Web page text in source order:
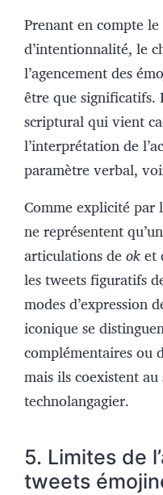
Prenant en compte
d’intentionnalité, le
l’agencement des
être que significatifs.
scriptural qui vient
l’interprétation de
paramètre verbal,
Comme explicité par
ne représentent
articulations deoket
les tweets figuratifs
modes d’expression
iconique se
complémentaires ou
mais ils coexistent
technolangagier.
5. Limites de
tweets